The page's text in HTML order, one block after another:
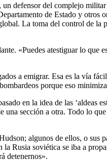
defensor del complejo
de Estado y otros
La toma del control de la
«Puedes atestiguar lo que
a emigrar. Esa es la vía
porque eso
en la idea de las ‘aldeas
sección a otra. Todo lo
algunos de ellos, o sus
Rusia soviética se iba a
detenernos».